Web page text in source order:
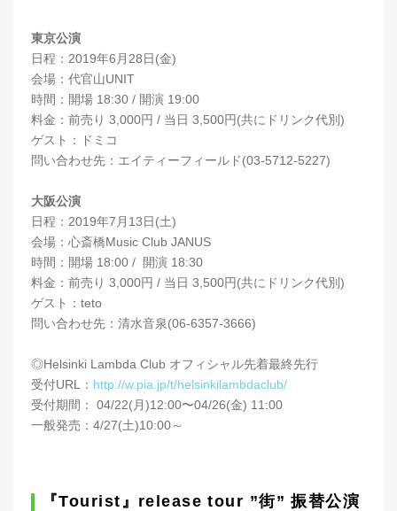
東京公演
日程：2019年6月28日(金)
会場：代官山UNIT
時間：開場 18:30 / 開演 19:00
料金：前売り 3,000円 / 当日 3,500円(共にドリンク代別)
ゲスト：ドミコ
問い合わせ先：エイティーフィールド(03-5712-5227)
大阪公演
日程：2019年7月13日(土)
会場：心斎橋Music Club JANUS
時間：開場 18:00 / 開演 18:30
料金：前売り 3,000円 / 当日 3,500円(共にドリンク代別)
ゲスト：teto
問い合わせ先：清水音泉(06-6357-3666)
◎Helsinki Lambda Club オフィシャル先着最終先行
受付URL： http://w.pia.jp/t/helsinkilambdaclub/
受付期間： 04/22(月)12:00〜04/26(金) 11:00
一般発売：4/27(土)10:00～
『Tourist』release tour ”街” 振替公演